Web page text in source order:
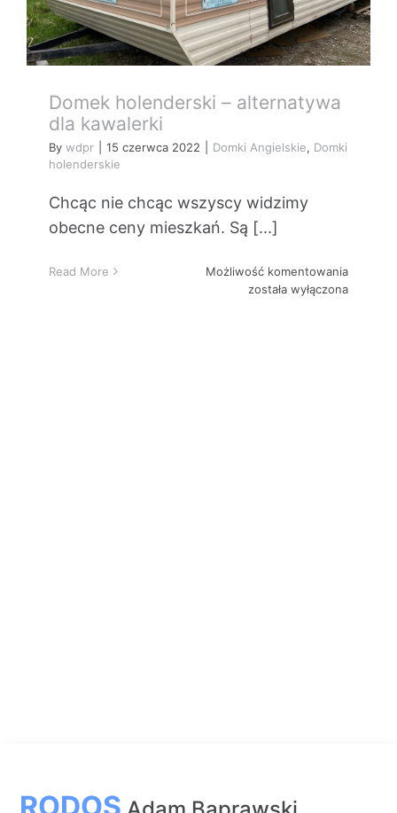
Domek holenderski – alternatywa
dla kawalerki
By wdpr 15 czerwca 2022 Domki Angielskie, Domki
holenderskie
Chcąc nie chcąc wszyscy widzimy
obecne ceny mieszkań. Są [...]
Read More Możliwość komentowaniaDomek
została wyłączona